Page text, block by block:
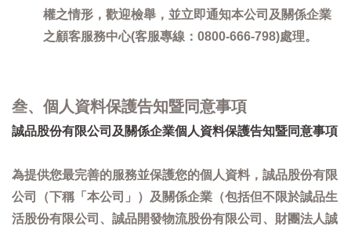
權之情形，歡迎檢舉，並立即通知本公司及關係企業
之顧客服務中心(客服專線：0800-666-798)處理。
叁、個人資料保護告知暨同意事項
誠品股份有限公司及關係企業個人資料保護告知暨同意事項
為提供您最完善的服務並保護您的個人資料，誠品股份有限
公司（下稱「本公司」）及關係企業（包括但不限於誠品生
活股份有限公司、誠品開發物流股份有限公司、財團法人誠